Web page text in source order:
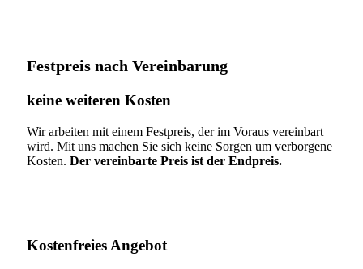
Festpreis nach Vereinbarung
keine weiteren Kosten
Wir arbeiten mit einem Festpreis, der im Voraus vereinbart
wird. Mit uns machen Sie sich keine Sorgen um verborgene
Kosten. Der vereinbarte Preis ist der Endpreis.
Kostenfreies Angebot